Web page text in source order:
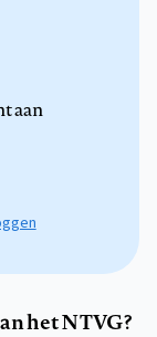
aan
het NTVG?